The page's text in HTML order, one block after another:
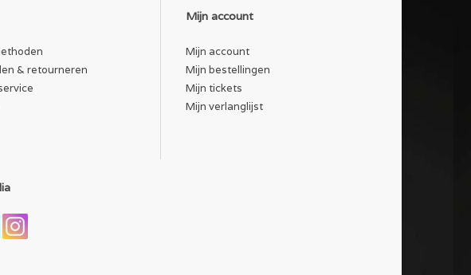
& retourneren
Mijn account
Mijn account
Mijn bestellingen
Mijn tickets
Mijn verlanglijst